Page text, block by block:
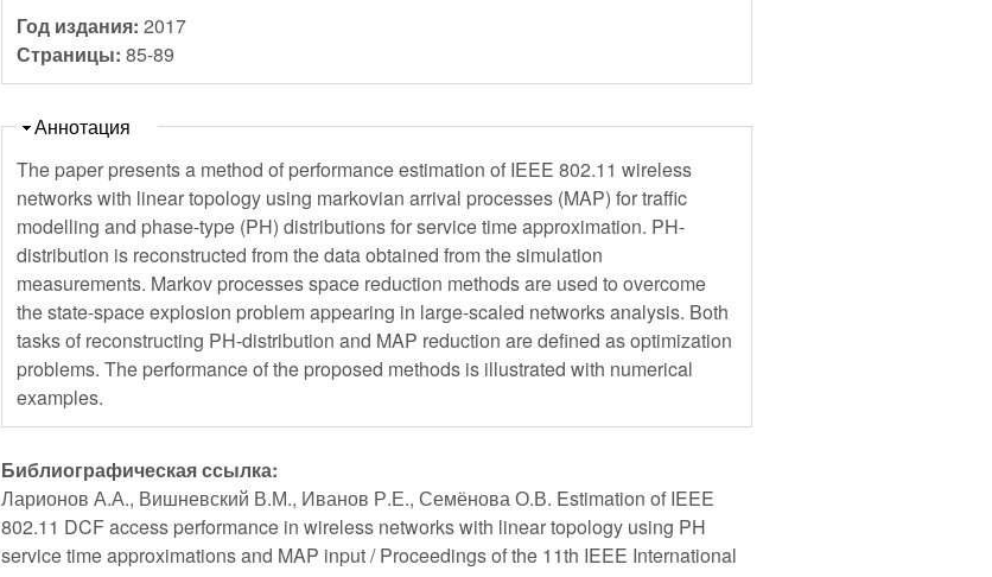
Год издания:2017
Страницы:85-89
Скрыть
Аннотация
The paper presents a method of performance estimation of IEEE 802.11 wireless
networks with linear topology using markovian arrival processes (MAP) for traffic
modelling and phase-type (PH) distributions for service time approximation. PH-
distribution is reconstructed from the data obtained from the simulation
measurements. Markov processes space reduction methods are used to overcome
the state-space explosion problem appearing in large-scaled networks analysis. Both
tasks of reconstructing PH-distribution and MAP reduction are defined as optimization
problems. The performance of the proposed methods is illustrated with numerical
examples.
Библиографическая ссылка:
Ларионов А.А., Вишневский В.М., Иванов Р.Е., Семёнова О.В. Estimation of IEEE
802.11 DCF access performance in wireless networks with linear topology using PH
service time approximations and MAP input / Proceedings of the 11th IEEE International